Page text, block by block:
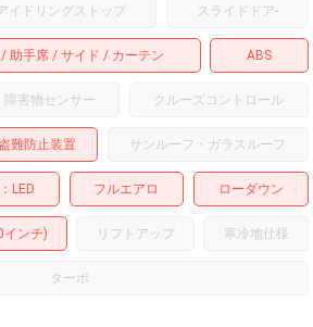
イドリングストップ スライドドア-
助手席 サイド カーテン ABS
障害物センサー クルーズコントロール
難防止装置 サンルーフ・ガラスルーフ
LED フルエアロ ローダウン
インチ) リフトアップ 寒冷地仕様
ターボ